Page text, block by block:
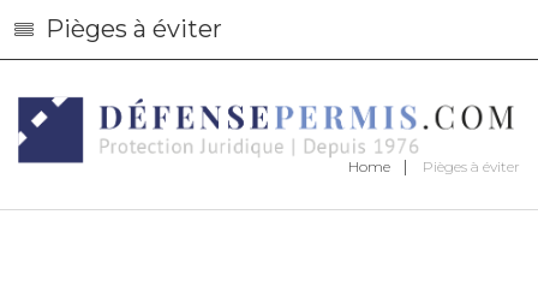
Pièges à éviter
Home Pièges à éviter